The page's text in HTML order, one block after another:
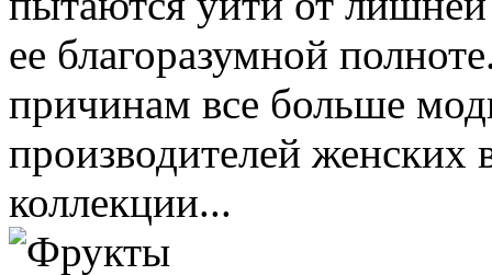
ее благоразумной
причинам все больше
производителей женских
коллекции...